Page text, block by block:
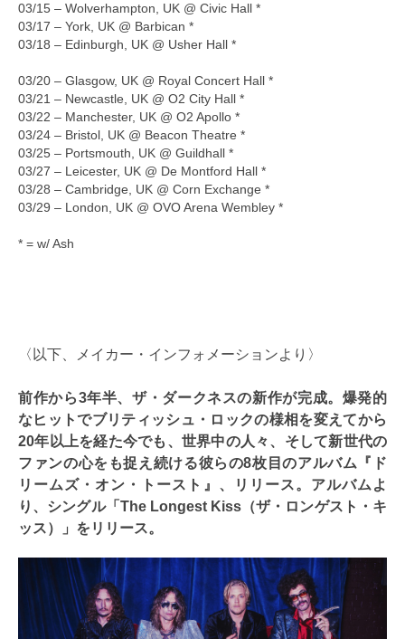
03/15 – Wolverhampton, UK @ Civic Hall *
03/17 – York, UK @ Barbican *
03/18 – Edinburgh, UK @ Usher Hall *
03/20 – Glasgow, UK @ Royal Concert Hall *
03/21 – Newcastle, UK @ O2 City Hall *
03/22 – Manchester, UK @ O2 Apollo *
03/24 – Bristol, UK @ Beacon Theatre *
03/25 – Portsmouth, UK @ Guildhall *
03/27 – Leicester, UK @ De Montford Hall *
03/28 – Cambridge, UK @ Corn Exchange *
03/29 – London, UK @ OVO Arena Wembley *
* = w/ Ash
〈以下、メイカー・インフォメーションより〉
前作から3年半、ザ・ダークネスの新作が完成。爆発的
なヒットでブリティッシュ・ロックの様相を変えてから
20年以上を経た今でも、世界中の人々、そして新世代の
ファンの心をも捉え続ける彼らの8枚目のアルバム『ド
リームズ・オン・トースト』、リリース。アルバムよ
り、シングル「The Longest Kiss（ザ・ロンゲスト・キ
ッス）」をリリース。